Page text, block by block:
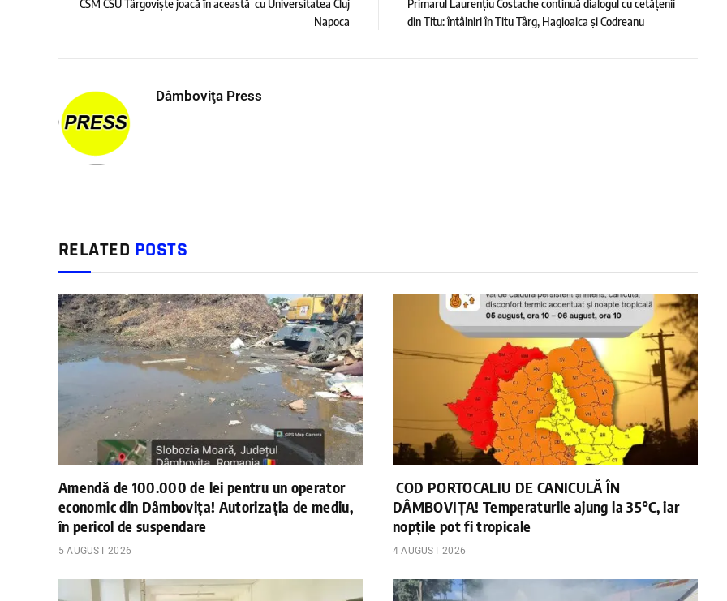
CSM CSU Târgoviște joacă în această cu Universitatea Cluj
Napoca
Primarul Laurențiu Costache continuă dialogul cu cetățenii
din Titu: întâlniri în Titu Târg, Hagioaica și Codreanu
Dâmboviţa Press
RELATED POSTS
Amendă de 100.000 de lei pentru un operator
economic din Dâmbovița! Autorizația de mediu,
în pericol de suspendare
5 AUGUST 2026
COD PORTOCALIU DE CANICULĂ ÎN
DÂMBOVIȚA! Temperaturile ajung la 35°C, iar
nopțile pot fi tropicale
4 AUGUST 2026